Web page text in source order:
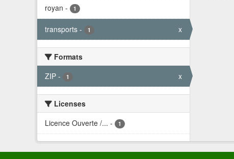
royan - 1
transports - 1 x
Formats
ZIP - 1 x
Licenses
Licence Ouverte /... - 1